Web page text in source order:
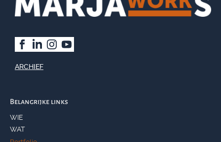
ARCHIEF
Belangrijke links
WIE
WAT